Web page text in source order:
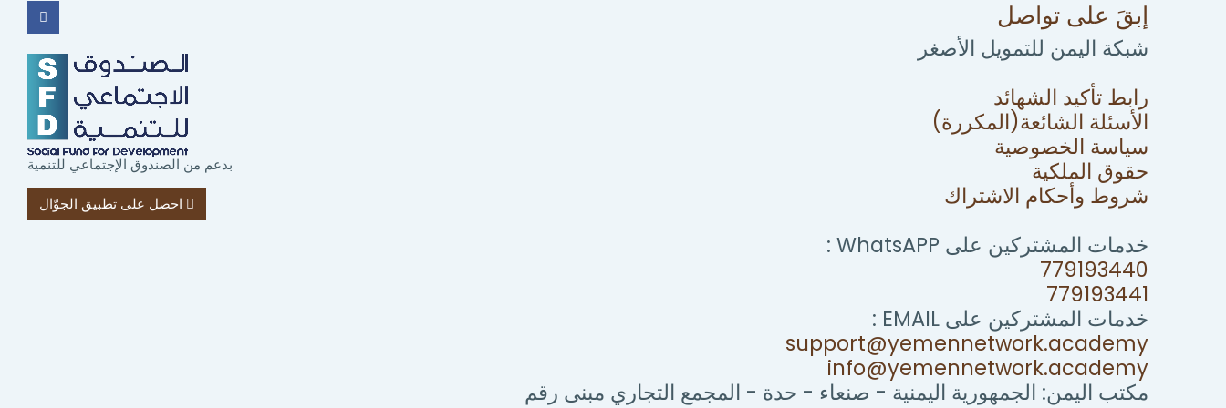
إبقَ على تواصل
شبكة اليمن للتمويل الأصغر
رابط تأكيد الشهائد
الأسئلة الشائعة(المكررة)
سياسة الخصوصية
حقوق الملكية
شروط وأحكام الاشتراك
خدمات المشتركين على WhatsAPP :
779193440
779193441
خدمات المشتركين على EMAIL :
support@yemennetwork.academy
info@yemennetwork.academy
مكتب اليمن: الجمهورية اليمنية - صنعاء - حدة - المجمع التجاري مبنى رقم
بدعم من الصندوق الإجتماعي للتنمية
احصل على تطبيق الجوّال